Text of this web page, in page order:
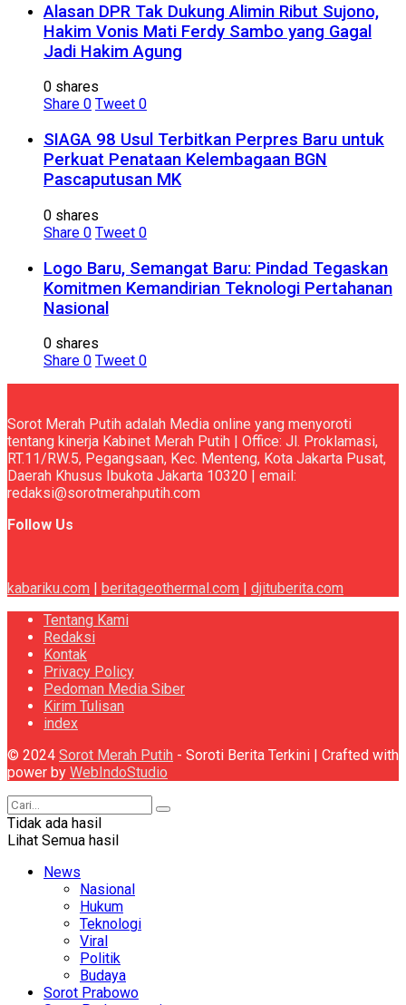
Alasan DPR Tak Dukung Alimin Ribut Sujono,
Hakim Vonis Mati Ferdy Sambo yang Gagal
Jadi Hakim Agung
0 shares
Share 0 Tweet 0
SIAGA 98 Usul Terbitkan Perpres Baru untuk
Perkuat Penataan Kelembagaan BGN
Pascaputusan MK
0 shares
Share 0 Tweet 0
Logo Baru, Semangat Baru: Pindad Tegaskan
Komitmen Kemandirian Teknologi Pertahanan
Nasional
0 shares
Share 0 Tweet 0
Sorot Merah Putih adalah Media online yang menyoroti
tentang kinerja Kabinet Merah Putih | Office: Jl. Proklamasi,
RT.11/RW.5, Pegangsaan, Kec. Menteng, Kota Jakarta Pusat,
Daerah Khusus Ibukota Jakarta 10320 | email:
redaksi@sorotmerahputih.com
Follow Us
kabariku.com beritageothermal.com
djituberita.com
Tentang Kami
Redaksi
Kontak
Privacy Policy
Pedoman Media Siber
Kirim Tulisan
index
© 2024 Sorot Merah Putih - Soroti Berita Terkini | Crafted with
power by WebIndoStudio
Tidak ada hasil
Lihat Semua hasil
News
Nasional
Hukum
Teknologi
Viral
Politik
Budaya
Sorot Prabowo